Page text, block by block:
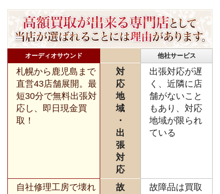
オーディオサウンド 他社サービス
札幌から鹿児島まで
直営43店舗展開。最
短30分で無料出張対
応し、即日現金買
取！
対
応
地
域
・
出
張
対
応
出張対応が遅
く、近隣に店
舗がないこと
もあり、対応
地域が限られ
ている
自社修理工房で壊れ
故
故障品は買取